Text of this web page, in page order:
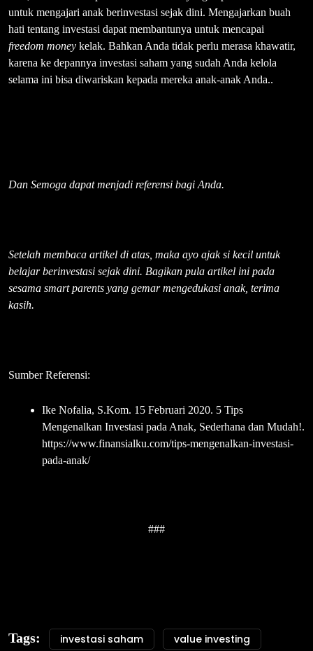
untuk mengajari anak berinvestasi sejak dini. Mengajarkan buah
hati tentang investasi dapat membantunya untuk mencapai
freedom money kelak. Bahkan Anda tidak perlu merasa khawatir,
karena ke depannya investasi saham yang sudah Anda kelola
selama ini bisa diwariskan kepada mereka anak-anak Anda..
Dan Semoga dapat menjadi referensi bagi Anda.
Setelah membaca artikel di atas, maka ayo ajak si kecil untuk
belajar berinvestasi sejak dini. Bagikan pula artikel ini pada
sesama smart parents yang gemar mengedukasi anak, terima
kasih.
Sumber Referensi:
Ike Nofalia, S.Kom. 15 Februari 2020. 5 Tips
Mengenalkan Investasi pada Anak, Sederhana dan Mudah!.
https://www.finansialku.com/tips-mengenalkan-investasi-
pada-anak/
###
Tags: investasi saham value investing